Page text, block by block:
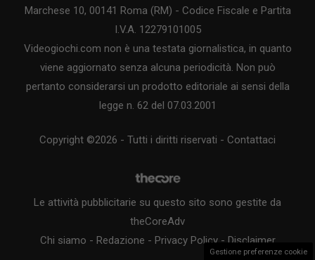
Marchese 10, 00141 Roma (RM) - Codice Fiscale e Partita
I.V.A. 12279101005
Videogiochi.com non è una testata giornalistica, in quanto
viene aggiornato senza alcuna periodicità. Non può
pertanto considerarsi un prodotto editoriale ai sensi della
legge n. 62 del 07.03.2001
Copyright ©2026 - Tutti i diritti riservati - Contattaci
Le attività pubblicitarie su questo sito sono gestite da
theCoreAdv
Chi siamo - Redazione - Privacy Policy- Disclaimer
Gestione preferenze cookie